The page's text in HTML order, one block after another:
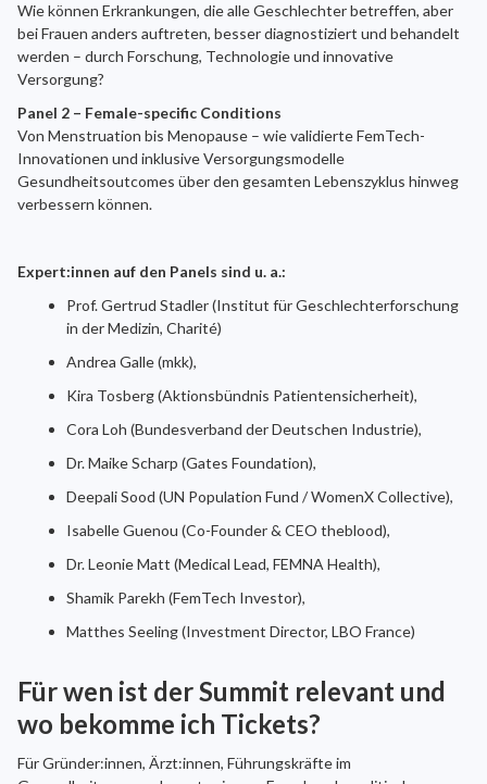
Wie können Erkrankungen, die alle Geschlechter betreffen, aber
bei Frauen anders auftreten, besser diagnostiziert und behandelt
werden – durch Forschung, Technologie und innovative
Versorgung?
Panel 2 – Female-specific Conditions
Von Menstruation bis Menopause – wie validierte FemTech-
Innovationen und inklusive Versorgungsmodelle
Gesundheitsoutcomes über den gesamten Lebenszyklus hinweg
verbessern können.
Expert:innen auf den Panels sind u. a.:
Prof. Gertrud Stadler (Institut für Geschlechterforschung
in der Medizin, Charité)
Andrea Galle (mkk),
Kira Tosberg (Aktionsbündnis Patientensicherheit),
Cora Loh (Bundesverband der Deutschen Industrie),
Dr. Maike Scharp (Gates Foundation),
Deepali Sood (UN Population Fund / WomenX Collective),
Isabelle Guenou (Co-Founder & CEO theblood),
Dr. Leonie Matt (Medical Lead, FEMNA Health),
Shamik Parekh (FemTech Investor),
Matthes Seeling (Investment Director, LBO France)
Für wen ist der Summit relevant und
wo bekomme ich Tickets?
Für Gründer:innen, Ärzt:innen, Führungskräfte im